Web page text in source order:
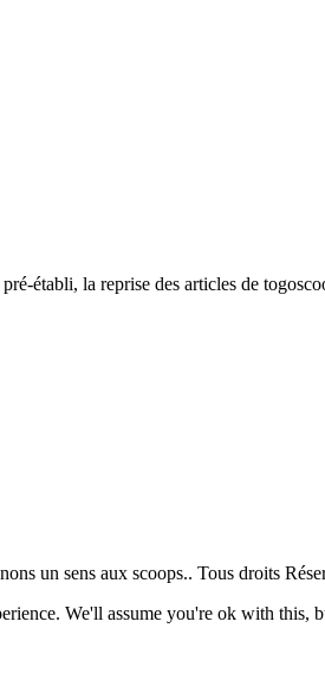
établi, la reprise des articles de
un sens aux scoops.. Tous droits
We'll assume you're ok with this,